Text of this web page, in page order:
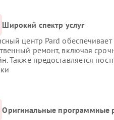
Широкий спектр услуг
центр Pard
ремонт, включая
Также предоставляется
Оригинальные программные